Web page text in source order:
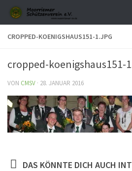
Zum Inhalt springen
CROPPED-KOENIGSHAUS151-1.JPG
cropped-koenigshaus151-
VON CMSV · 28. JANUAR 2016
DAS KÖNNTE DICH AUCH